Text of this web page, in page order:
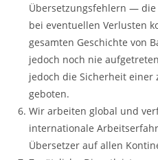
Übersetzungsfehlern —
bei eventuellen Verlusten
gesamten Geschichte von
jedoch noch nie
jedoch die Sicherheit einer
geboten.
Wir arbeiten global und
internationale
Übersetzer auf allen